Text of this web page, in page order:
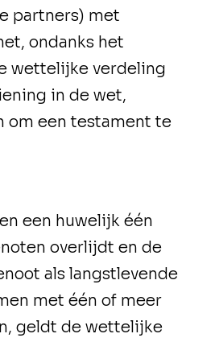
partners) met
ondanks het
wettelijke verdeling
in de wet,
om een testament te
een huwelijk één
overlijdt en de
als langstlevende
met één of meer
geldt de wettelijke